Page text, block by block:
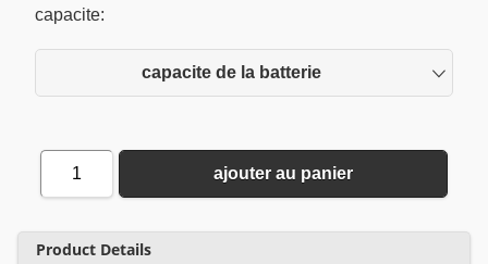
capacite:
capacite de la batterie
1 ajouter au panier
Product Details